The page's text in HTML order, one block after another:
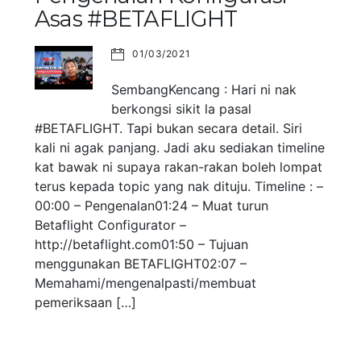
Asas #BETAFLIGHT
01/03/2021
SembangKencang : Hari ni nak
berkongsi sikit la pasal
#BETAFLIGHT. Tapi bukan secara detail. Siri
kali ni agak panjang. Jadi aku sediakan timeline
kat bawak ni supaya rakan-rakan boleh lompat
terus kepada topic yang nak dituju. Timeline : –
00:00 – Pengenalan01:24 – Muat turun
Betaflight Configurator –
http://betaflight.com01:50 – Tujuan
menggunakan BETAFLIGHT02:07 –
Memahami/mengenalpasti/membuat
pemeriksaan […]